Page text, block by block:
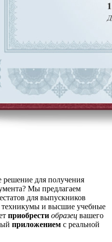
решение для получения
Мы предлагаем
для выпускников
техникумы и высшие учебные
приобрести образец вашего
приложением с реальной